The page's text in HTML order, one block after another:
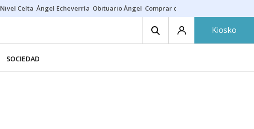
Nivel Celta Ángel Echeverría Obituario Ángel Comprar casa
Kiosko
SOCIEDAD